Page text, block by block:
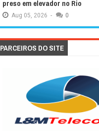
preso em elevador no Rio
Aug 05, 2026 - 0
PARCEIROS DO SITE